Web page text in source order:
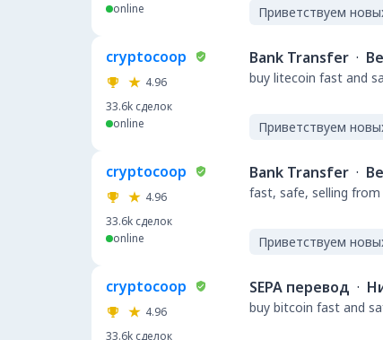
online
Приветствуем
cryptocoop
4.96
33.6k сделок
online
Bank Transfer ·
buy litecoin fast and
Приветствуем
cryptocoop
4.96
33.6k сделок
online
Bank Transfer ·
fast, safe, selling
Приветствуем
cryptocoop
4.96
33.6k сделок
SEPA перевод ·
buy bitcoin fast and